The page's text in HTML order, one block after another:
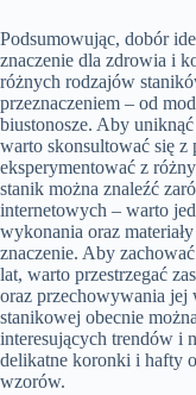
Podsumowując, dobór
znaczenie dla zdrowia i
różnych rodzajów
przeznaczeniem – od
biustonosze. Aby
warto skonsultować się z
eksperymentować z
stanik można znaleźć
internetowych – warto
wykonania oraz
znaczenie. Aby
lat, warto przestrzegać
oraz przechowywania jej
stanikowej obecnie
interesujących trendów i
delikatne koronki i hafty
wzorów.